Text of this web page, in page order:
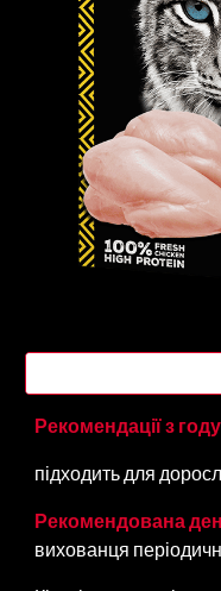
Рекомендації з
підходить для
Рекомендована
вихованця